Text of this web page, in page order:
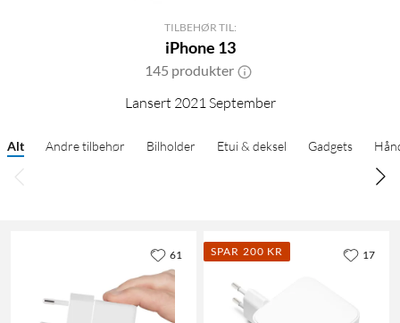
TILBEHØR TIL:
iPhone 13
145 produkter
Lansert 2021 September
Alt Andre tilbehør Bilholder Etui & deksel Gadgets
61 SPAR 200 KR 17